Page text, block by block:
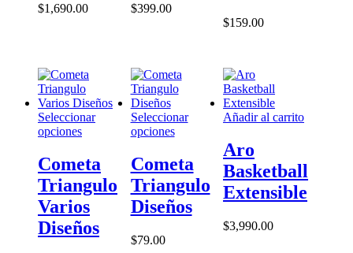
$1,690.00 $399.00
producto
$159.00
Seleccionar
opcionesEste
tiene
múltiples
variantes.
Las
opciones
se
Cometa
Triangulo
Varios
Diseños
Seleccionar
opcionesEste
tiene
múltiples
variantes.
Las
opciones
Cometa
Triangulo
Diseños
$79.00
Añadir al carrito
Aro
Basketball
Extensible
$3,990.00